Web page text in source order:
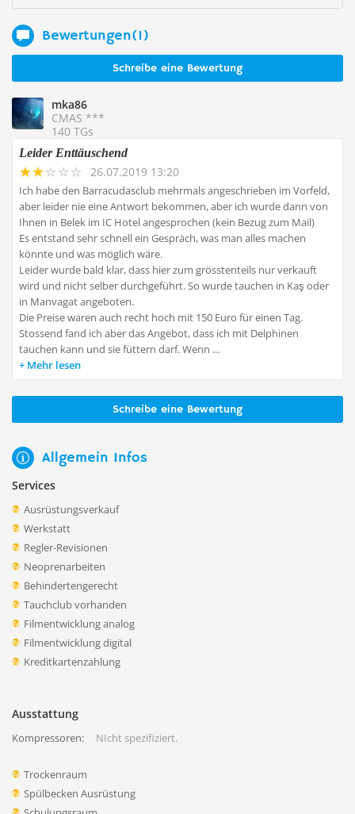
Bewertungen(1)
Schreibe eine Bewertung
mka86
CMAS ***
140 TGs
Leider Enttäuschend
26.07.2019 13:20
Ich habe den Barracudasclub mehrmals angeschrieben im Vorfeld,
aber leider nie eine Antwort bekommen, aber ich wurde dann von
Ihnen in Belek im IC Hotel angesprochen (kein Bezug zum Mail)
Es entstand sehr schnell ein Gespräch, was man alles machen
könnte und was möglich wäre.
Leider wurde bald klar, dass hier zum grösstenteils nur verkauft
wird und nicht selber durchgeführt. So wurde tauchen in Kaş oder
in Manvagat angeboten.
Die Preise waren auch recht hoch mit 150 Euro für einen Tag.
Stossend fand ich aber das Angebot, dass ich mit Delphinen
tauchen kann und sie füttern darf. Wenn ...
Mehr lesen
Schreibe eine Bewertung
Allgemein Infos
Services
Ausrüstungsverkauf
Werkstatt
Regler-Revisionen
Neoprenarbeiten
Behindertengerecht
Tauchclub vorhanden
Filmentwicklung analog
Filmentwicklung digital
Kreditkartenzahlung
Ausstattung
Kompressoren: NIcht spezifiziert.
Trockenraum
Spülbecken Ausrüstung